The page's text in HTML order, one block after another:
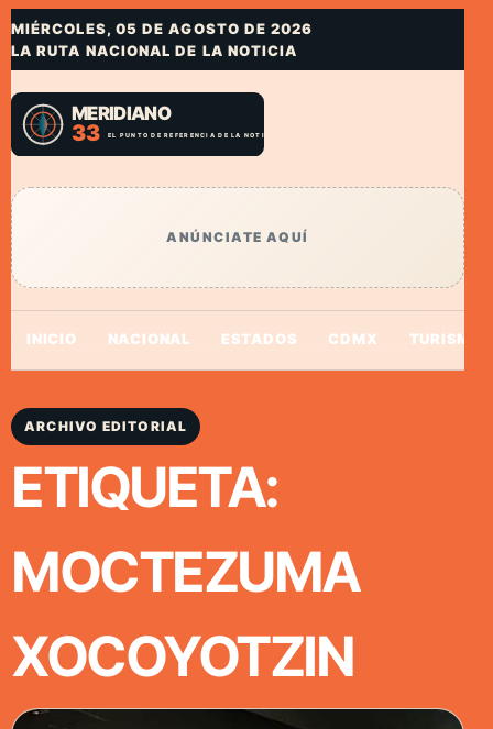
MIÉRCOLES, 05 DE AGOSTO DE 2026
LA RUTA NACIONAL DE LA NOTICIA
ANÚNCIATE AQUÍ
INICIO NACIONAL ESTADOS CDMX TURISMO
ARCHIVO EDITORIAL
ETIQUETA:
MOCTEZUMA
XOCOYOTZIN